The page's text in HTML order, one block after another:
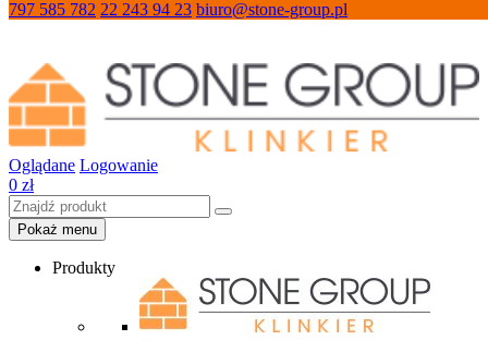
797 585 782 22 243 94 23 biuro@stone-group.pl
Oglądane Logowanie
0 zł
Pokaż menu
Produkty